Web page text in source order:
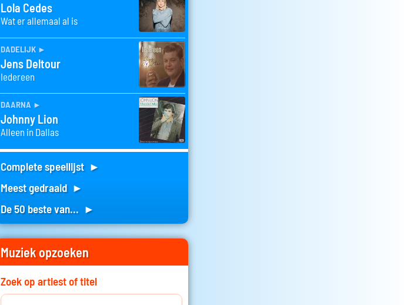
Lola Cedes
Wat er allemaal al is
dadelijk ►
Jens Deltour
Iedereen
daarna ►
Johnny Lion
Alleen in Dallas
Complete speellijst ►
Meest gedraaid ►
De 50 beste van... ►
Muziek opzoeken
Zoek op artiest of titel